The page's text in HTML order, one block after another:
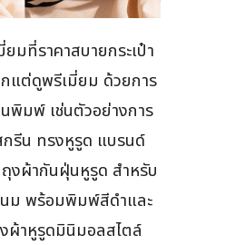
มที่ราคาสบายกระเป๋า
แต่ดูพรีเมี่ยม ด้วยการ
นพิมพ์ เช่นตัวอย่างการ
รีน ทรงหูรูด แบรนด์
งผ้ากันฝุ่นหูรูด สำหรับ
นม พร้อมพิมพ์สีดำและ
ผ้าหูรูดมินิมอลสไตล์